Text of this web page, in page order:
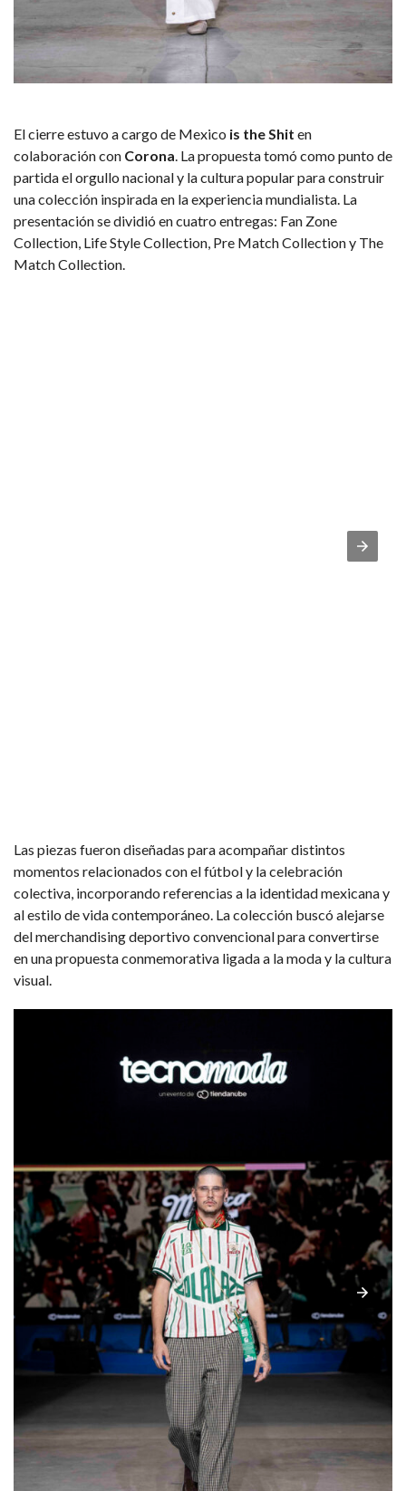
El cierre estuvo a cargo de Mexico is the Shit en
colaboración con Corona. La propuesta tomó como punto de
partida el orgullo nacional y la cultura popular para construir
una colección inspirada en la experiencia mundialista. La
presentación se dividió en cuatro entregas: Fan Zone
Collection, Life Style Collection, Pre Match Collection y The
Match Collection.
Las piezas fueron diseñadas para acompañar distintos
momentos relacionados con el fútbol y la celebración
colectiva, incorporando referencias a la identidad mexicana y
al estilo de vida contemporáneo. La colección buscó alejarse
del merchandising deportivo convencional para convertirse
en una propuesta conmemorativa ligada a la moda y la cultura
visual.